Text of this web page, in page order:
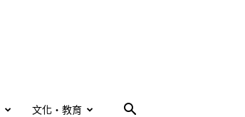
文化・教育